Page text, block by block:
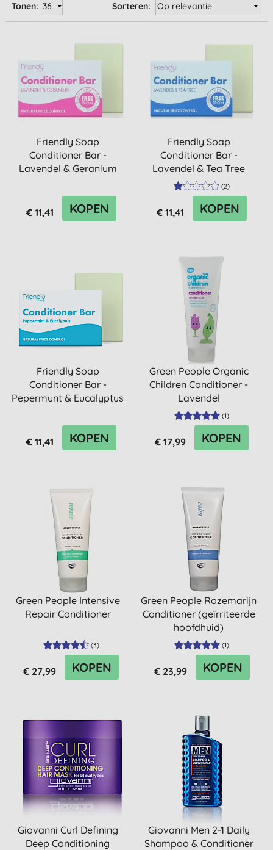
Sorteren:
Tonen:
Friendly Soap
Conditioner Bar -
Lavendel & Geranium
€ 11,41 KOPEN
Friendly Soap
Conditioner Bar -
Lavendel & Tea Tree
(2)
€ 11,41 KOPEN
Friendly Soap
Conditioner Bar -
Pepermunt & Eucalyptus
€ 11,41 KOPEN
Green People Organic
Children Conditioner -
Lavendel
(1)
€ 17,99 KOPEN
Green People Intensive
Repair Conditioner
(3)
€ 27,99 KOPEN
Green People Rozemarijn
Conditioner (geïrriteerde
hoofdhuid)
(1)
€ 23,99 KOPEN
Giovanni Curl Defining
Deep Conditioning
Giovanni Men 2-1 Daily
Shampoo & Conditioner